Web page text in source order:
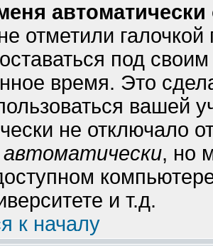
автоматически
отметили галочкой
под
время. Это
вашей
не отключало
, но
и т.д.
к началу